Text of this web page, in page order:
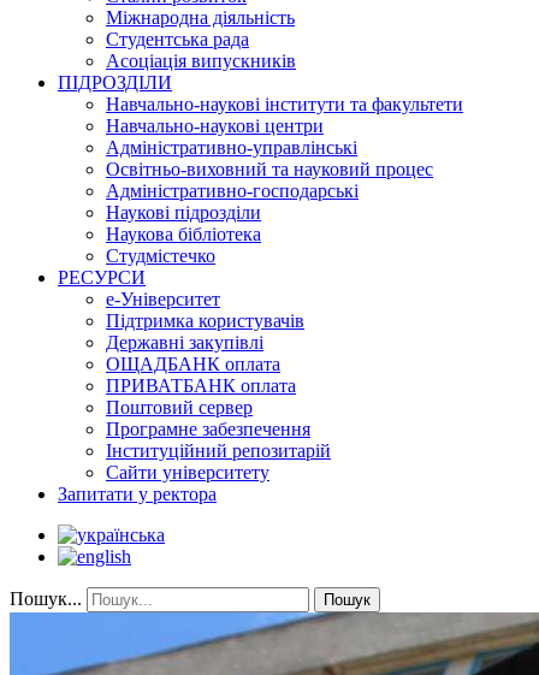
Міжнародна діяльність
Студентська рада
Асоціація випускників
ПІДРОЗДІЛИ
Навчально-наукові інститути та факультети
Навчально-наукові центри
Адміністративно-управлінські
Освітньо-виховний та науковий процес
Адміністративно-господарські
Наукові підрозділи
Наукова бібліотека
Студмістечко
РЕСУРСИ
е-Університет
Підтримка користувачів
Державні закупівлі
ОЩАДБАНК оплата
ПРИВАТБАНК оплата
Поштовий сервер
Програмне забезпечення
Інституційний репозитарій
Сайти університету
Запитати у ректора
Пошук... Пошук